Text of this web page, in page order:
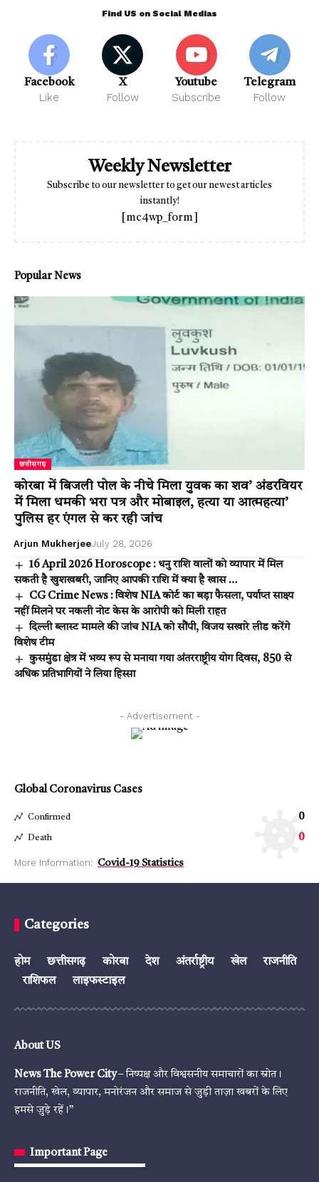
Find US on Social Medias
Facebook
Like
X
Follow
Youtube
Subscribe
Telegram
Follow
Weekly Newsletter
Subscribe to our newsletter to get our newest articles
instantly!
[mc4wp_form]
Popular News
छत्तीसगढ़
कोरबा में बिजली पोल के नीचे मिला युवक का शव’ अंडरवियर
में मिला धमकी भरा पत्र और मोबाइल, हत्या या आत्महत्या’
पुलिस हर एंगल से कर रही जांच
Arjun MukherjeeJuly 28, 2026
16 April 2026 Horoscope : धनु राशि वालों को व्यापार में मिल
सकती है खुशखबरी, जानिए आपकी राशि में क्या है खास …
CG Crime News : विशेष NIA कोर्ट का बड़ा फैसला, पर्याप्त साक्ष्य
नहीं मिलने पर नकली नोट केस के आरोपी को मिली राहत
दिल्ली ब्लास्ट मामले की जांच NIA को सौंपी, विजय सखारे लीड करेंगे
विशेष टीम
कुसमुंडा क्षेत्र में भव्य रूप से मनाया गया अंतरराष्ट्रीय योग दिवस, 850 से
अधिक प्रतिभागियों ने लिया हिस्सा
- Advertisement -
Global Coronavirus Cases
Confirmed 0
Death 0
More Information: Covid-19 Statistics
Categories
होम छत्तीसगढ़ कोरबा देश अंतर्राष्ट्रीय खेल
राजनीति
राशिफल
लाइफस्टाइल
About US
News The Power City– निष्पक्ष और विश्वसनीय समाचारों का स्रोत।
राजनीति, खेल, व्यापार, मनोरंजन और समाज से जुड़ी ताज़ा खबरों के लिए
हमसे जुड़े रहें।”
Important Page